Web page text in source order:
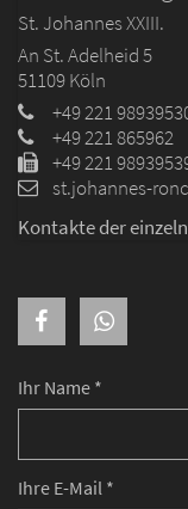
Ihr Name *
Ihre E-Mail *
St. Johannes XXIII.
An St. Adelheid 5
51109Köln
+49 221
+49 221 865962
+49 221
st.johannes-
Kontakte der